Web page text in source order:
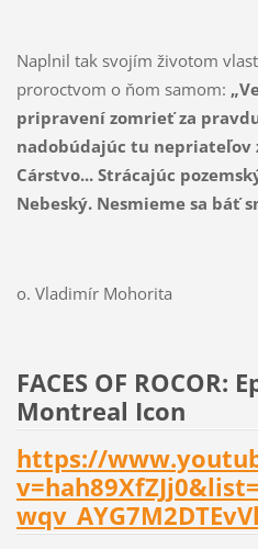
Naplnil tak svojím životom
proroctvom o ňom samom:
pripravení zomrieť za
nadobúdajúc tu nepriateľov
Cárstvo... Strácajúc
Nebeský. Nesmieme sa báť
o. Vladimír Mohorita
FACES OF ROCOR:
Montreal Icon
https://